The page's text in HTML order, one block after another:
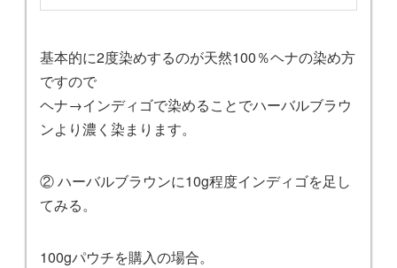
基本的に2度染めするのが天然100％ヘナの染め方
ですので
ヘナ→インディゴで染めることでハーバルブラウ
ンより濃く染まります。
② ハーバルブラウンに10g程度インディゴを足し
てみる。
100gパウチを購入の場合。